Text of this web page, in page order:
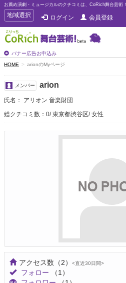
お薦め演劇・ミュージカルのクチコミは、CoRich舞台芸術！
T
o
g
g
e
n
a
v
i
g
t
i
地域選択 ログイン 会員登録
バナー広告お申込み
HOME arionのMyページ
メンバー arion
氏名： アリオン 音楽財団
総クチコミ数：0 東京都渋谷区 女性
アクセス数 （2） <直近30日間>
フォロー
（1）